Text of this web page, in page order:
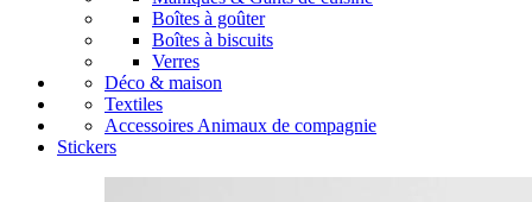
Boîtes à goûter
Boîtes à biscuits
Verres
Déco & maison
Textiles
Accessoires Animaux de compagnie
Stickers